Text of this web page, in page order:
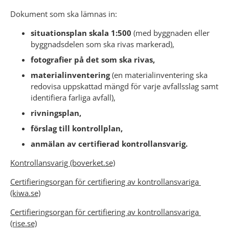
Dokument som ska lämnas in:
situationsplan skala 1:500 (med byggnaden eller
byggnadsdelen som ska rivas markerad),
fotografier på det som ska rivas,
materialinventering (en materialinventering ska
redovisa uppskattad mängd för varje avfallsslag samt
identifiera farliga avfall),
rivningsplan,
förslag till kontrollplan,
anmälan av certifierad kontrollansvarig.
Kontrollansvarig (boverket.se)
Certifieringsorgan för certifiering av kontrollansvariga
(kiwa.se)
Certifieringsorgan för certifiering av kontrollansvariga
(rise.se)